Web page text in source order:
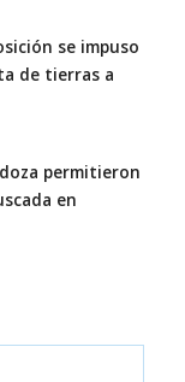
se impuso
de tierras a
permitieron
en